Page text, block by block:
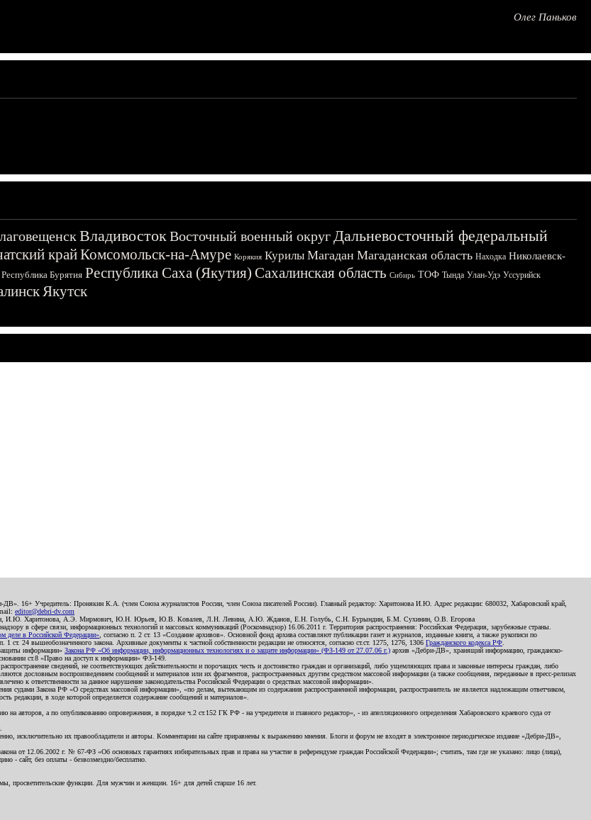
Олег Паньков
ВладивостокВосточный военный округДальневосточный федеральный
крайКомсомольск-на-Амуре Корякия Курилы Магадан Магаданская область Находка Николаевск-
Республика Бурятия Республика Саха (Якутия) Сахалинская область Сибирь ТОФ Тында Улан-Удэ Уссурийск
Якутск
ДВ». 16+ Учредитель: Пронякин К.А. (член Союза журналистов России, член Союза писателей России). Главный редактор: Харитонова И.Ю. Адрес редакции: 680032, Хабаровский край,
editor@debri-dv.com
И.Ю. Харитонова, А.Э. Мирмович, Ю.Н. Юрьев, Ю.В. Ковалев, Л.Н. Левина, А.Ю. Жданов, Е.Н. Голубь, С.Н. Бурындин, Б.М. Сухинин, О.В. Егорова
в сфере связи, информационных технологий и массовых коммуникаций (Роскомнадзор) 16.06.2011 г. Территория распространения: Российская Федерация, зарубежные страны.
в Российской Федерации» , согласно п. 2 ст. 13 «Создание архивов». Основной фонд архива составляют публикации газет и журналов, изданные книги, а также рукописи по
24 вышеобозначенного закона. Архивные документы к частной собственности редакции не относятся, согласно ст.ст. 1275, 1276, 1306 Гражданского кодекса РФ
информации» Закона РФ «Об информации, информационных технологиях и о защите информации» (ФЗ-149 от 27.07.06 г.) архив «Дебри-ДВ», хранящий информацию, гражданско-
ст.8 «Право на доступ к информации» ФЗ-149.
сведений, не соответствующих действительности и порочащих честь и достоинство граждан и организаций, либо ущемляющих права и законные интересы граждан, либо
дословным воспроизведением сообщений и материалов или их фрагментов, распространенных другим средством массовой информации (а также сообщения, переданные в пресс-релизах
к ответственности за данное нарушение законодательства Российской Федерации о средствах массовой информации».
Закона РФ «О средствах массовой информации», «по делам, вытекающим из содержания распространенной информации, распространитель не является надлежащим ответчиком,
редакции, в ходе которой определяется содержание сообщений и материалов».
авторов, а по опубликованию опровержения, в порядке ч.2 ст.152 ГК РФ - на учредителя и главного редактор», - из апелляционного определения Хабаровского краевого суда от
исключительно их правообладатели и авторы. Комментарии на сайте приравнены к выражению мнения. Блоги и форум не входят в электронное периодическое издание «Дебри-ДВ»,
от 12.06.2002 г. № 67-ФЗ «Об основных гарантиях избирательных прав и права на участие в референдуме граждан Российской Федерации»; считать, там где не указано: лицо (лица),
- сайт, без оплаты - безвозмездно/бесплатно.
просветительские функции. Для мужчин и женщин. 16+ для детей старше 16 лет.